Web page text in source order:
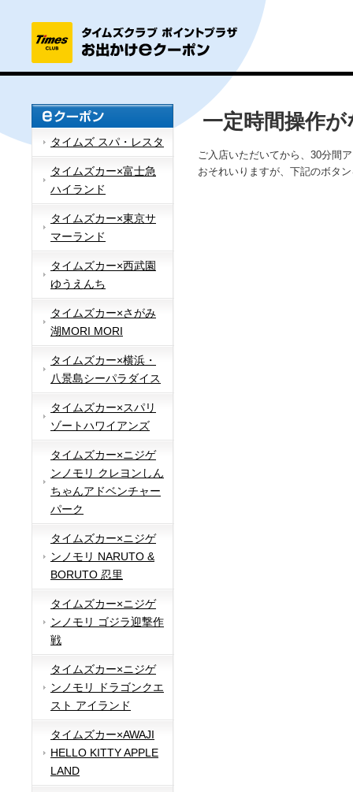
タイムズ スパ・レスタ
タイムズカー×富士急
ハイランド
タイムズカー×東京サ
マーランド
タイムズカー×西武園
ゆうえんち
タイムズカー×さがみ
湖MORI MORI
タイムズカー×横浜・
八景島シーパラダイス
タイムズカー×スパリ
ゾートハワイアンズ
タイムズカー×ニジゲ
ンノモリ クレヨンしん
ちゃんアドベンチャー
パーク
タイムズカー×ニジゲ
ンノモリ NARUTO &
BORUTO 忍里
タイムズカー×ニジゲ
ンノモリ ゴジラ迎撃作
戦
タイムズカー×ニジゲ
ンノモリ ドラゴンクエ
スト アイランド
タイムズカー×AWAJI
HELLO KITTY APPLE
LAND
一定時間操作
ご入店いただいてから、30分間
おそれいりますが、下記のボタ